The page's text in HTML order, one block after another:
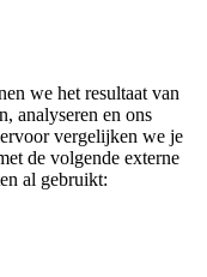
we het resultaat van
analyseren en ons
vergelijken we je
de volgende externe
al gebruikt: